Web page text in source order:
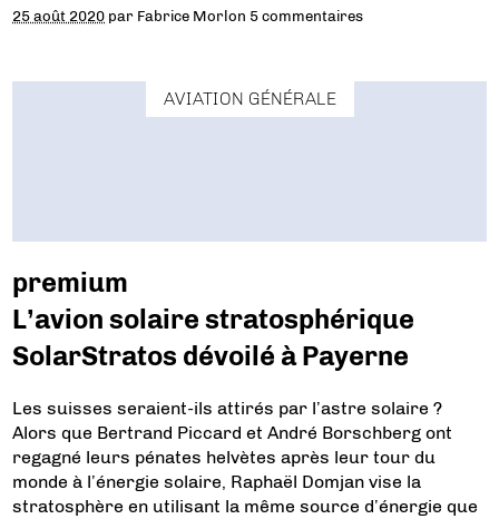
25 août 2020 par Fabrice Morlon 5 commentaires
AVIATION GÉNÉRALE
premium
L’avion solaire stratosphérique
SolarStratos dévoilé à Payerne
Les suisses seraient-ils attirés par l’astre solaire ?
Alors que Bertrand Piccard et André Borschberg ont
regagné leurs pénates helvètes après leur tour du
monde à l’énergie solaire, Raphaël Domjan vise la
stratosphère en utilisant la même source d’énergie que